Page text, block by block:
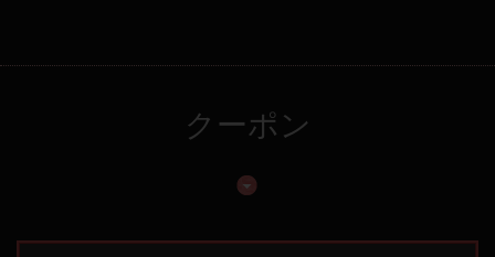
クーポン